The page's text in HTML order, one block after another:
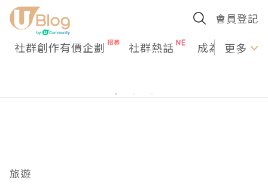
會員登記
社群創作有價企劃 社群熱話 成為U更多
旅遊